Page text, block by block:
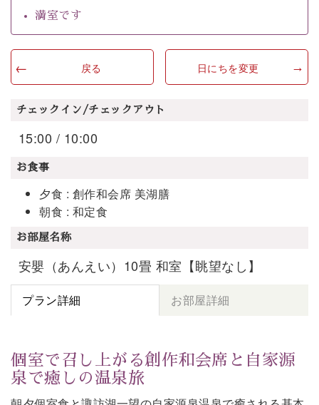
満室です
戻る 日にちを変更
チェックイン/チェックアウト
15:00 / 10:00
お食事
夕食 : 創作和会席 美湖膳
朝食 : 和定食
お部屋名称
安嬰（あんえい）10畳 和室【眺望なし】
プラン詳細 お部屋詳細
個室で召し上がる創作和会席と自家源
泉で癒しの温泉旅